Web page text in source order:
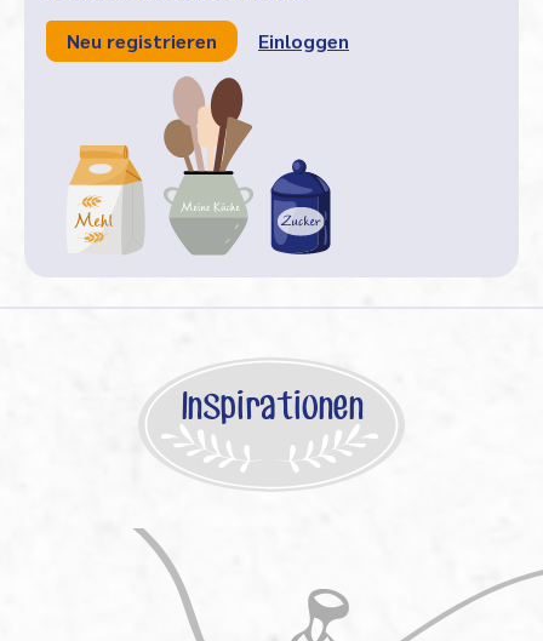
Neu registrieren Einloggen
Inspirationen